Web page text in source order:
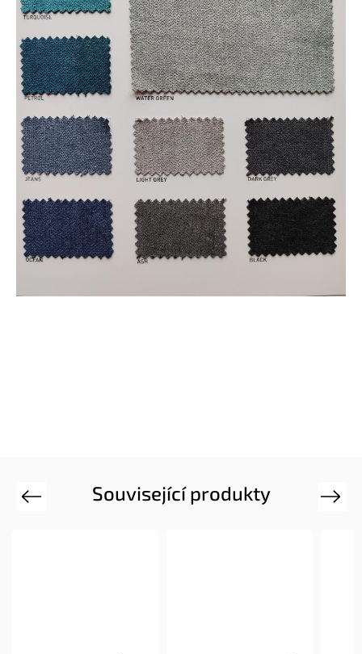
Související produkty
Previous Next